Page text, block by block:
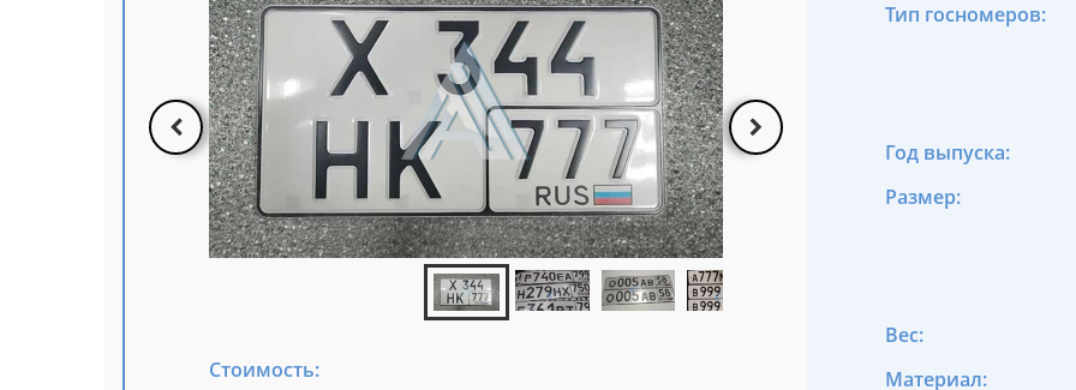
Стоимость:
Тип госномеров:
Год выпуска:
Размер:
Вес:
Материал: